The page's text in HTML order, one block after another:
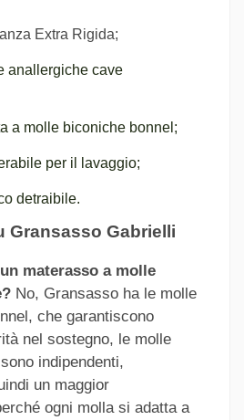
Extra Rigida;
anallergiche cave
a molle biconiche bonnel ;
per il lavaggio;
detraibile.
Gransasso Gabrielli
materasso a molle
No, Gransasso ha le molle
che garantiscono
nel sostegno, le molle
indipendenti,
un maggior
ogni molla si adatta a